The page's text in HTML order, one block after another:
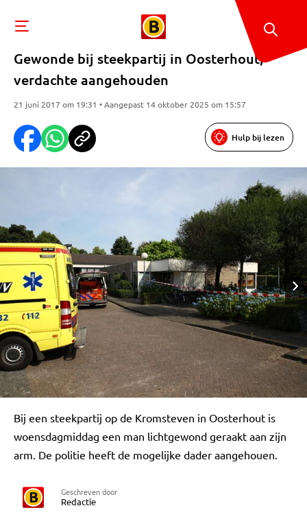
Gewonde bij steekpartij in Oosterhout,
verdachte aangehouden
21 juni 2017 om 19:31 • Aangepast 14 oktober 2025 om 15:57
Hulp bij lezen
Bij een steekpartij op de Kromsteven in Oosterhout is
woensdagmiddag een man lichtgewond geraakt aan zijn
arm. De politie heeft de mogelijke dader aangehouen.
Geschreven door
Redactie